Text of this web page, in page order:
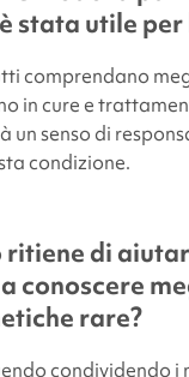
stata utile per
comprendano
in cure e
un senso di
condizione.
ritiene di
conoscere
rare?
condividendo i